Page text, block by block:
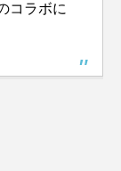
コラボに